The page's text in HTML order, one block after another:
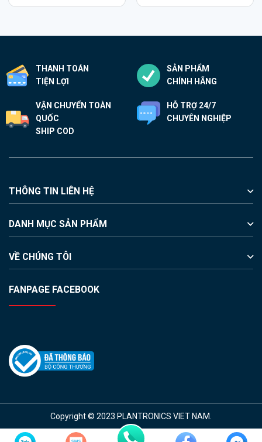
được
chọn
trang
sản
được
chọn
trên
trang
THANH TOÁN
TIỆN LỢI
SẢN PHẨM
CHÍNH HÃNG
VẬN CHUYỂN TOÀN
QUỐC
SHIP COD
HỖ TRỢ 24/7
CHUYÊN NGHIỆP
THÔNG TIN LIÊN HỆ
DANH MỤC SẢN PHẨM
VỀ CHÚNG TÔI
FANPAGE FACEBOOK
Copyright © 2023 PLANTRONICS VIET NAM.